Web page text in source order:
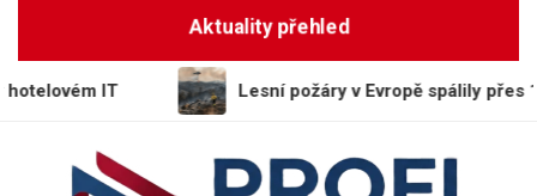
Aktuality přehled
Lesní požáry v Evropě spálily přes 188 tisíc